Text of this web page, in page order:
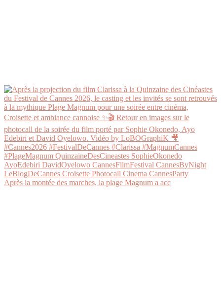
Après la montée des marches, la plage Magnum a acc